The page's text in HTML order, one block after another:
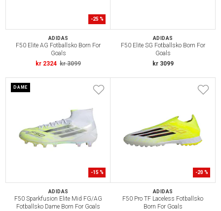
-25 %
ADIDAS
F50 Elite AG Fotballsko Born For
Goals
kr 2324 kr 3099
ADIDAS
F50 Elite SG Fotballsko Born For
Goals
kr 3099
-15 %
DAME
ADIDAS
F50 Sparkfusion Elite Mid FG/AG
Fotballsko Dame Born For Goals
-20 %
ADIDAS
F50 Pro TF Laceless Fotballsko
Born For Goals